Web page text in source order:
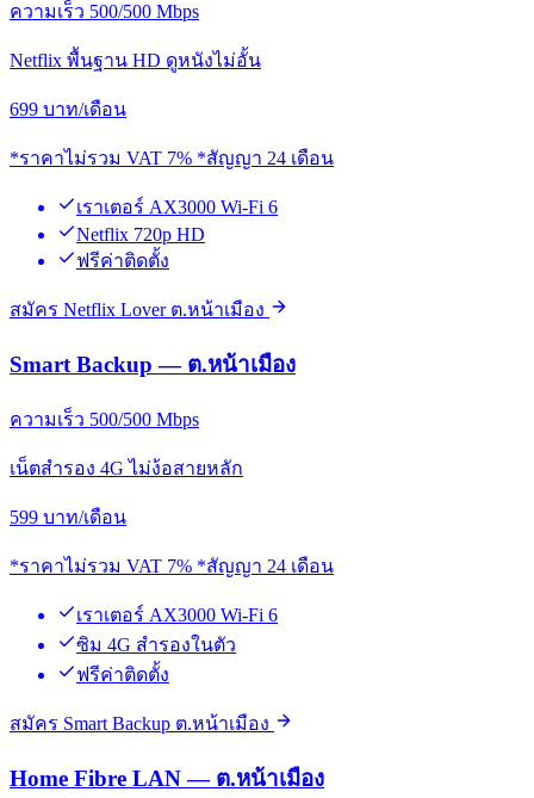
ความเร็ว 500/500 Mbps
Netflix พื้นฐาน HD ดูหนังไม่อั้น
699 บาท/เดือน
*ราคาไม่รวม VAT 7% *สัญญา 24 เดือน
เราเตอร์ AX3000 Wi-Fi 6
Netflix 720p HD
ฟรีค่าติดตั้ง
สมัคร Netflix Lover ต.หน้าเมือง
Smart Backup — ต.หน้าเมือง
ความเร็ว 500/500 Mbps
เน็ตสำรอง 4G ไม่ง้อสายหลัก
599 บาท/เดือน
*ราคาไม่รวม VAT 7% *สัญญา 24 เดือน
เราเตอร์ AX3000 Wi-Fi 6
ซิม 4G สำรองในตัว
ฟรีค่าติดตั้ง
สมัคร Smart Backup ต.หน้าเมือง
Home Fibre LAN — ต.หน้าเมือง